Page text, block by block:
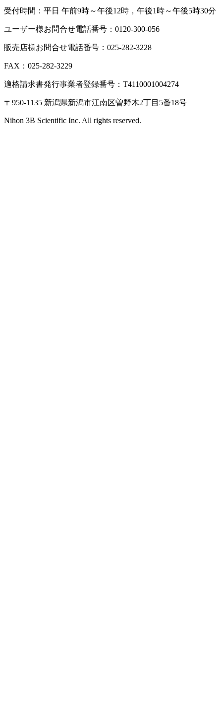
受付時間：平日 午前9時～午後12時，午後1時～午後5時30分
ユーザー様お問合せ電話番号：0120-300-056
販売店様お問合せ電話番号：025-282-3228
FAX：025-282-3229
適格請求書発行事業者登録番号：T4110001004274
〒950-1135 新潟県新潟市江南区曽野木2丁目5番18号
Nihon 3B Scientific Inc. All rights reserved.